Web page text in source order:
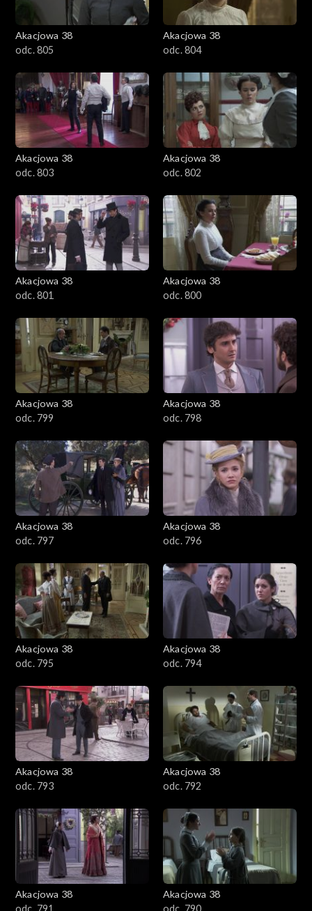
Akacjowa 38
odc. 805
Akacjowa 38
odc. 804
Akacjowa 38
odc. 803
Akacjowa 38
odc. 802
Akacjowa 38
odc. 801
Akacjowa 38
odc. 800
Akacjowa 38
odc. 799
Akacjowa 38
odc. 798
Akacjowa 38
odc. 797
Akacjowa 38
odc. 796
Akacjowa 38
odc. 795
Akacjowa 38
odc. 794
Akacjowa 38
odc. 793
Akacjowa 38
odc. 792
Akacjowa 38
odc. 791
Akacjowa 38
odc. 790